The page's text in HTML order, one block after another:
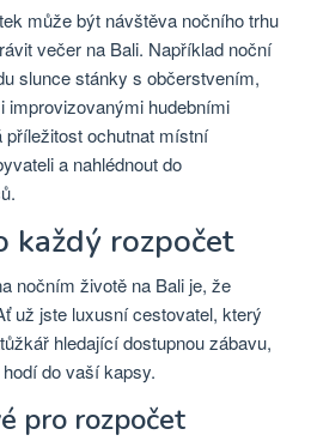
může být návštěva nočního trhu
večer na Bali. Například noční
slunce stánky s občerstvením,
hudebními
ochutnat místní
a nahlédnout do
každý rozpočet
nočním životě na Bali je, že
už jste luxusní cestovatel, který
hledající dostupnou zábavu,
do vaší kapsy.
pro rozpočet